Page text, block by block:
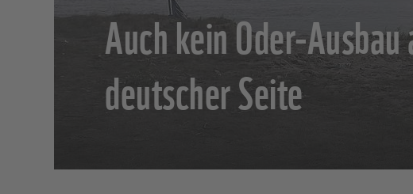
Auch kein Oder-
deutscher Seite